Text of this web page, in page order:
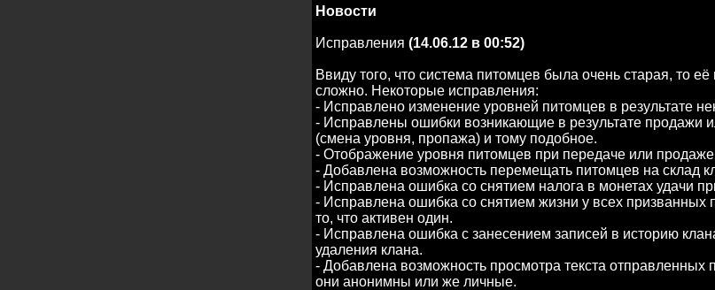
Новости
Исправления (14.06.12 в 00:52)
Ввиду того, что система питомцев была очень старая, то
сложно. Некоторые исправления:
- Исправлено изменение уровней питомцев в результате
- Исправлены ошибки возникающие в результате продажи
(смена уровня, пропажа) и тому подобное.
- Отображение уровня питомцев при передаче или
- Добавлена возможность перемещать питомцев на склад
- Исправлена ошибка со снятием налога в монетах удачи
- Исправлена ошибка со снятием жизни у всех призванных
то, что активен один.
- Исправлена ошибка с занесением записей в историю
удаления клана.
- Добавлена возможность просмотра текста отправленных
они анонимны или же личные.